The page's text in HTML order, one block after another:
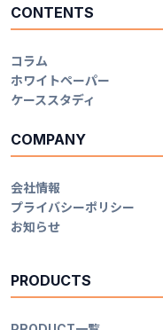
CONTENTS
コラム
ホワイトペーパー
ケーススタディ
COMPANY
会社情報
プライバシーポリシー
お知らせ
PRODUCTS